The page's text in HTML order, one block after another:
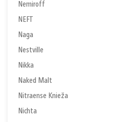
Nemiroff
NEFT
Naga
Nestville
Nikka
Naked Malt
Nitraense Knieža
Nichta